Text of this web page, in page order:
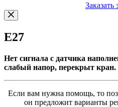
Заказать
E27
Нет сигнала с датчика
слабый напор, перекрыт кран.
Если вам нужна помощь, то
он предложит варианты